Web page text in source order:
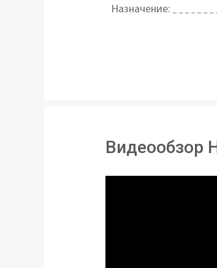
Назначение:
Вес:
Видеообзор